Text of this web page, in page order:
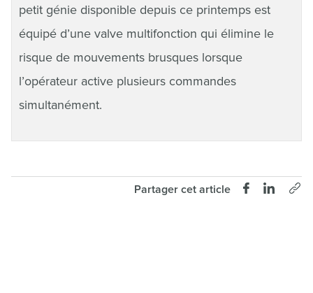
petit génie disponible depuis ce printemps est
équipé d’une valve multifonction qui élimine le
risque de mouvements brusques lorsque
l’opérateur active plusieurs commandes
simultanément.
Partager cet article